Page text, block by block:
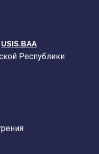
USIS.BAA
Республики